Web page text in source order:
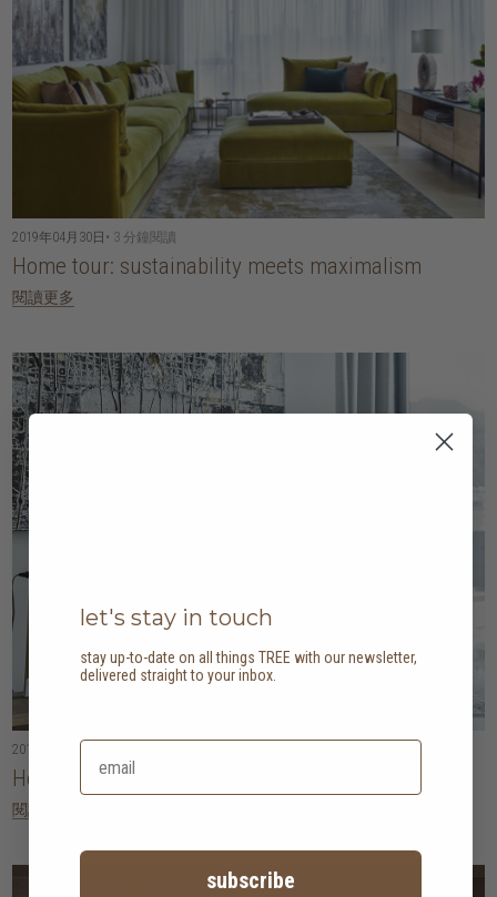
2019年04月30日 • 3 分鐘閱讀
Home tour: sustainability meets maximalism
閱讀更多
2019年08月05日
Home tour: small on space, big on style
閱讀更多
let's stay in touch
stay up-to-date on all things TREE with our newsletter,
delivered straight to your inbox.
subscribe